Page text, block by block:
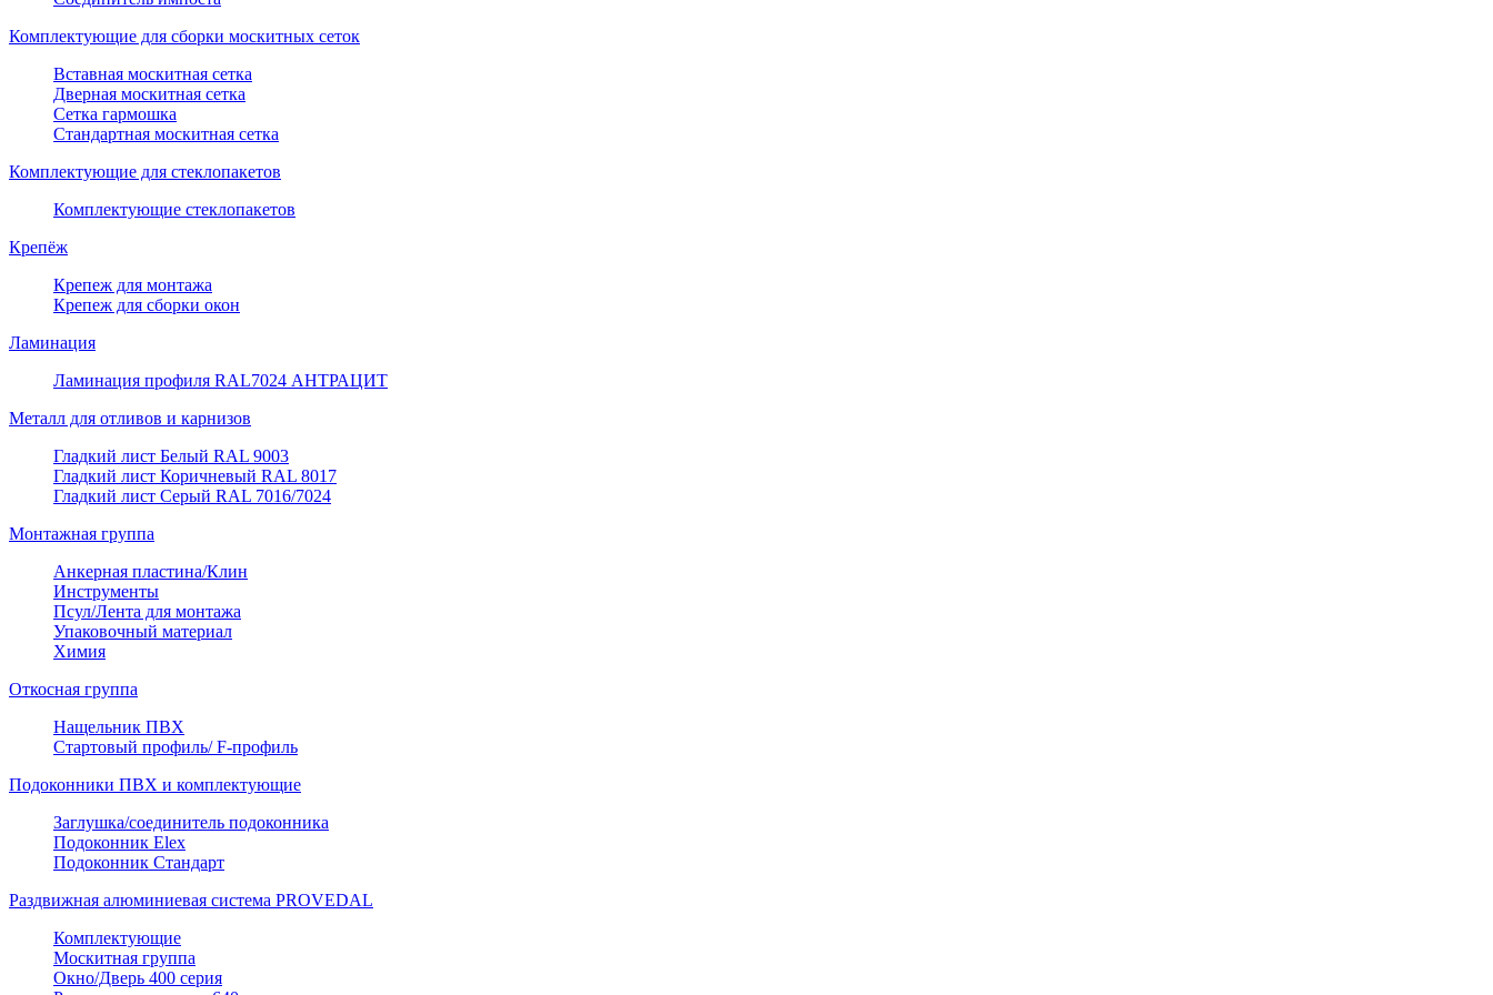
Комплектующие для сборки москитных сеток
Вставная москитная сетка
Дверная москитная сетка
Сетка гармошка
Стандартная москитная сетка
Комплектующие для стеклопакетов
Комплектующие стеклопакетов
Крепёж
Крепеж для монтажа
Крепеж для сборки окон
Ламинация
Ламинация профиля RAL7024 АНТРАЦИТ
Металл для отливов и карнизов
Гладкий лист Белый RAL 9003
Гладкий лист Коричневый RAL 8017
Гладкий лист Серый RAL 7016/7024
Монтажная группа
Анкерная пластина/Клин
Инструменты
Псул/Лента для монтажа
Упаковочный материал
Химия
Откосная группа
Нащельник ПВХ
Стартовый профиль/ F-профиль
Подоконники ПВХ и комплектующие
Заглушка/соединитель подоконника
Подоконник Elex
Подоконник Стандарт
Раздвижная алюминиевая система PROVEDAL
Комплектующие
Москитная группа
Окно/Дверь 400 серия